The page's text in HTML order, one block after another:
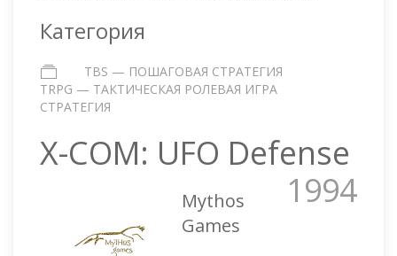
Категория
TBS — ПОШАГОВАЯ СТРАТЕГИЯ
TRPG — ТАКТИЧЕСКАЯ РОЛЕВАЯ ИГРА
СТРАТЕГИЯ
X-COM: UFO Defense
1994
Mythos
Games